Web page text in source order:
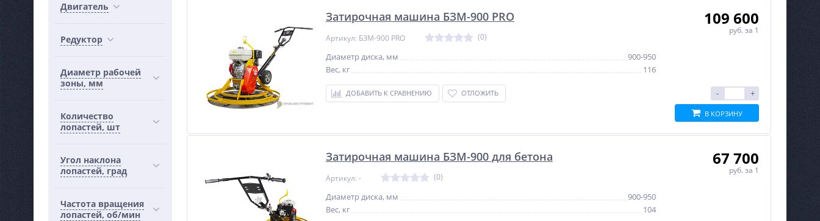
Двигатель
Редуктор
Диаметр рабочей
зоны, мм
Количество
лопастей, шт
Угол наклона
лопастей, град
Частота вращения
лопастей, об/мин
Затирочная машина БЗМ-900 PRO
Артикул: БЗМ-900 PRO (0)
Диаметр диска, мм
900-950
Вес, кг
116
ДОБАВИТЬ К СРАВНЕНИЮ ОТЛОЖИТЬ
109 600
руб. за 1
+
-
В КОРЗИНУ
Затирочная машина БЗМ-900 для бетона
Артикул: - (0)
Диаметр диска, мм
900-950
Вес, кг
104
67 700
руб. за 1